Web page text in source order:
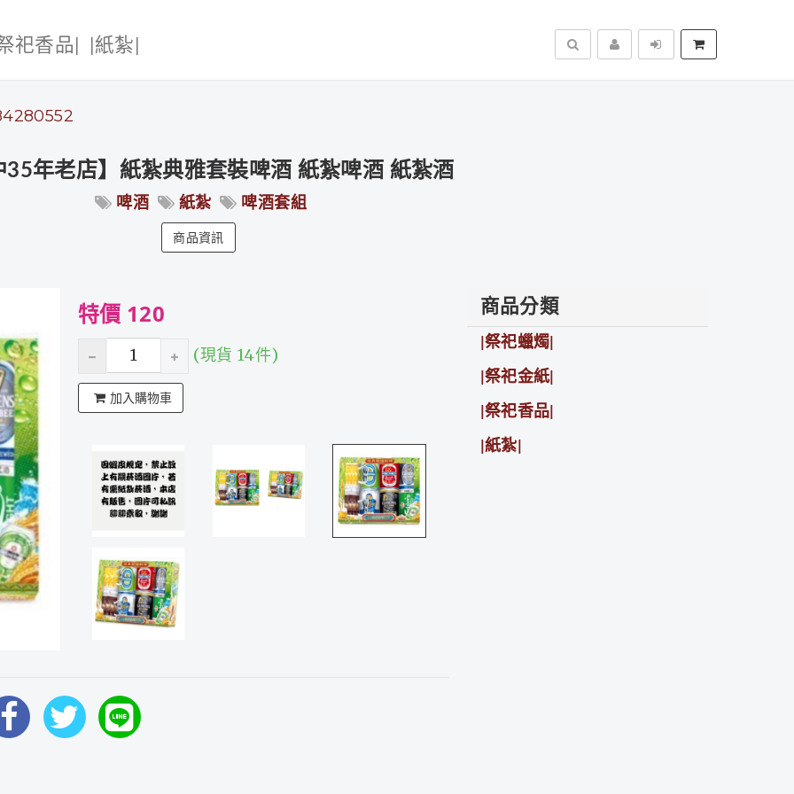
祀香品| |紙紮| 搜尋
35年老店】紙紮典雅套裝啤酒 紙紮啤酒 紙紮酒
啤酒 紙紮 啤酒套組
商品資訊
特價 120
(現貨 14件)
加入購物車
商品分類
|祭祀蠟燭|
|祭祀金紙|
|祭祀香品|
|紙紮|